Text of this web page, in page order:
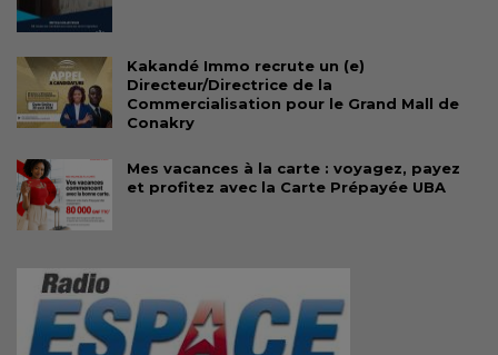
Kakandé Immo recrute un (e)
Directeur/Directrice de la
Commercialisation pour le Grand Mall de
Conakry
Mes vacances à la carte : voyagez, payez
et profitez avec la Carte Prépayée UBA